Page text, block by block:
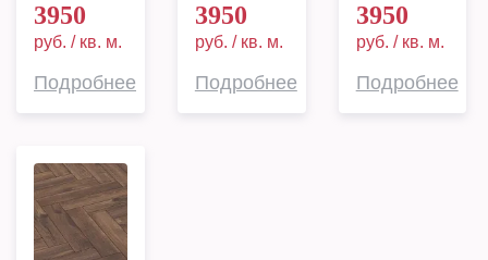
3950
руб. / кв. м.
Подробнее
3950
руб. / кв. м.
Подробнее
3950
руб. / кв. м.
Подробнее